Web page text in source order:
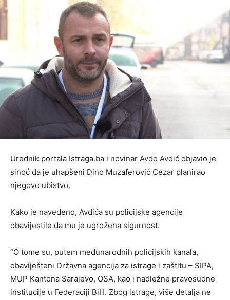
Urednik portala Istraga.ba i novinar Avdo Avdić objavio je
sinoć da je uhapšeni Dino Muzaferović Cezar planirao
njegovo ubistvo.
Kako je navedeno, Avdića su policijske agencije
obavijestile da mu je ugrožena sigurnost.
“O tome su, putem međunarodnih policijskih kanala,
obaviješteni Državna agencija za istrage i zaštitu – SIPA,
MUP Kantona Sarajevo, OSA, kao i nadležne pravosudne
institucije u Federaciji BiH. Zbog istrage, više detalja ne